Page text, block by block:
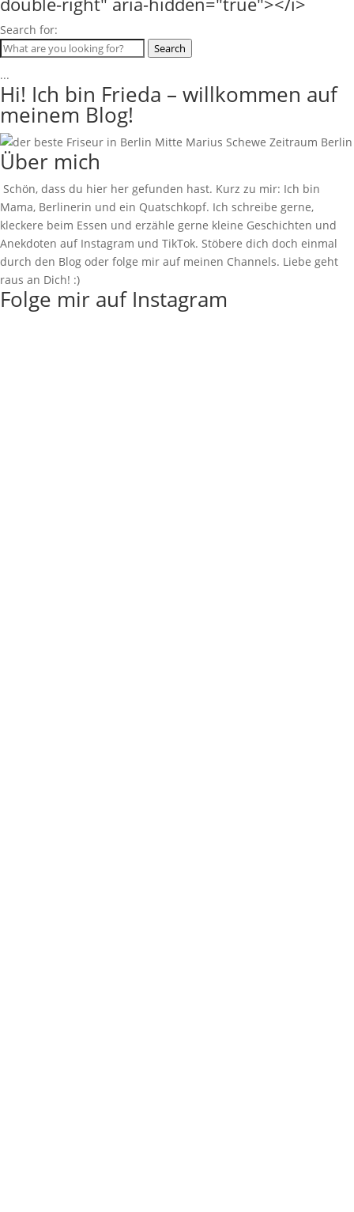
Search for:
Search
...
Hi! Ich bin Frieda – willkommen auf
meinem Blog!
Über mich
Schön, dass du hier her gefunden hast. Kurz zu mir: Ich bin
Mama, Berlinerin und ein Quatschkopf. Ich schreibe gerne,
kleckere beim Essen und erzähle gerne kleine Geschichten und
Anekdoten auf Instagram und TikTok. Stöbere dich doch einmal
durch den Blog oder folge mir auf meinen Channels. Liebe geht
raus an Dich! :)
Folge mir auf Instagram